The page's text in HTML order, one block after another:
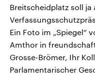
Breitscheidplatz soll ja
Ein Foto im „Spiegel“
Amthor in
Grosse-Brömer, Ihr
Parlamentarischer